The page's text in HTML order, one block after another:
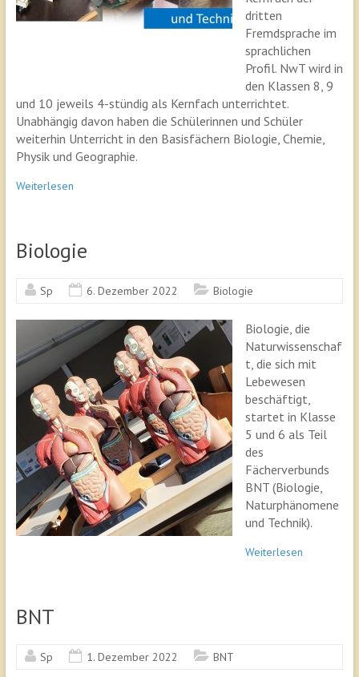
dritten
Fremdsprache im
sprachlichen
Profil. NwT wird in
den Klassen 8, 9
und 10 jeweils 4-stündig als Kernfach unterrichtet.
Unabhängig davon haben die Schülerinnen und Schüler
weiterhin Unterricht in den Basisfächern Biologie, Chemie,
Physik und Geographie.
Weiterlesen
Biologie
Sp 6. Dezember 2022 Biologie
Biologie, die
Naturwissenschaf
t, die sich mit
Lebewesen
beschäftigt,
startet in Klasse
5 und 6 als Teil
des
Fächerverbunds
BNT (Biologie,
Naturphänomene
und Technik).
Weiterlesen
BNT
Sp 1. Dezember 2022 BNT